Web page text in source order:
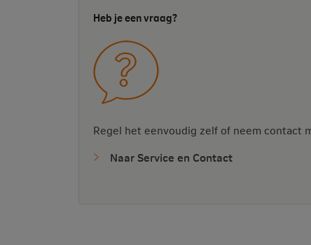
Heb je een vraag?
Regel het eenvoudig zelf of neem contact
Naar Service en Contact